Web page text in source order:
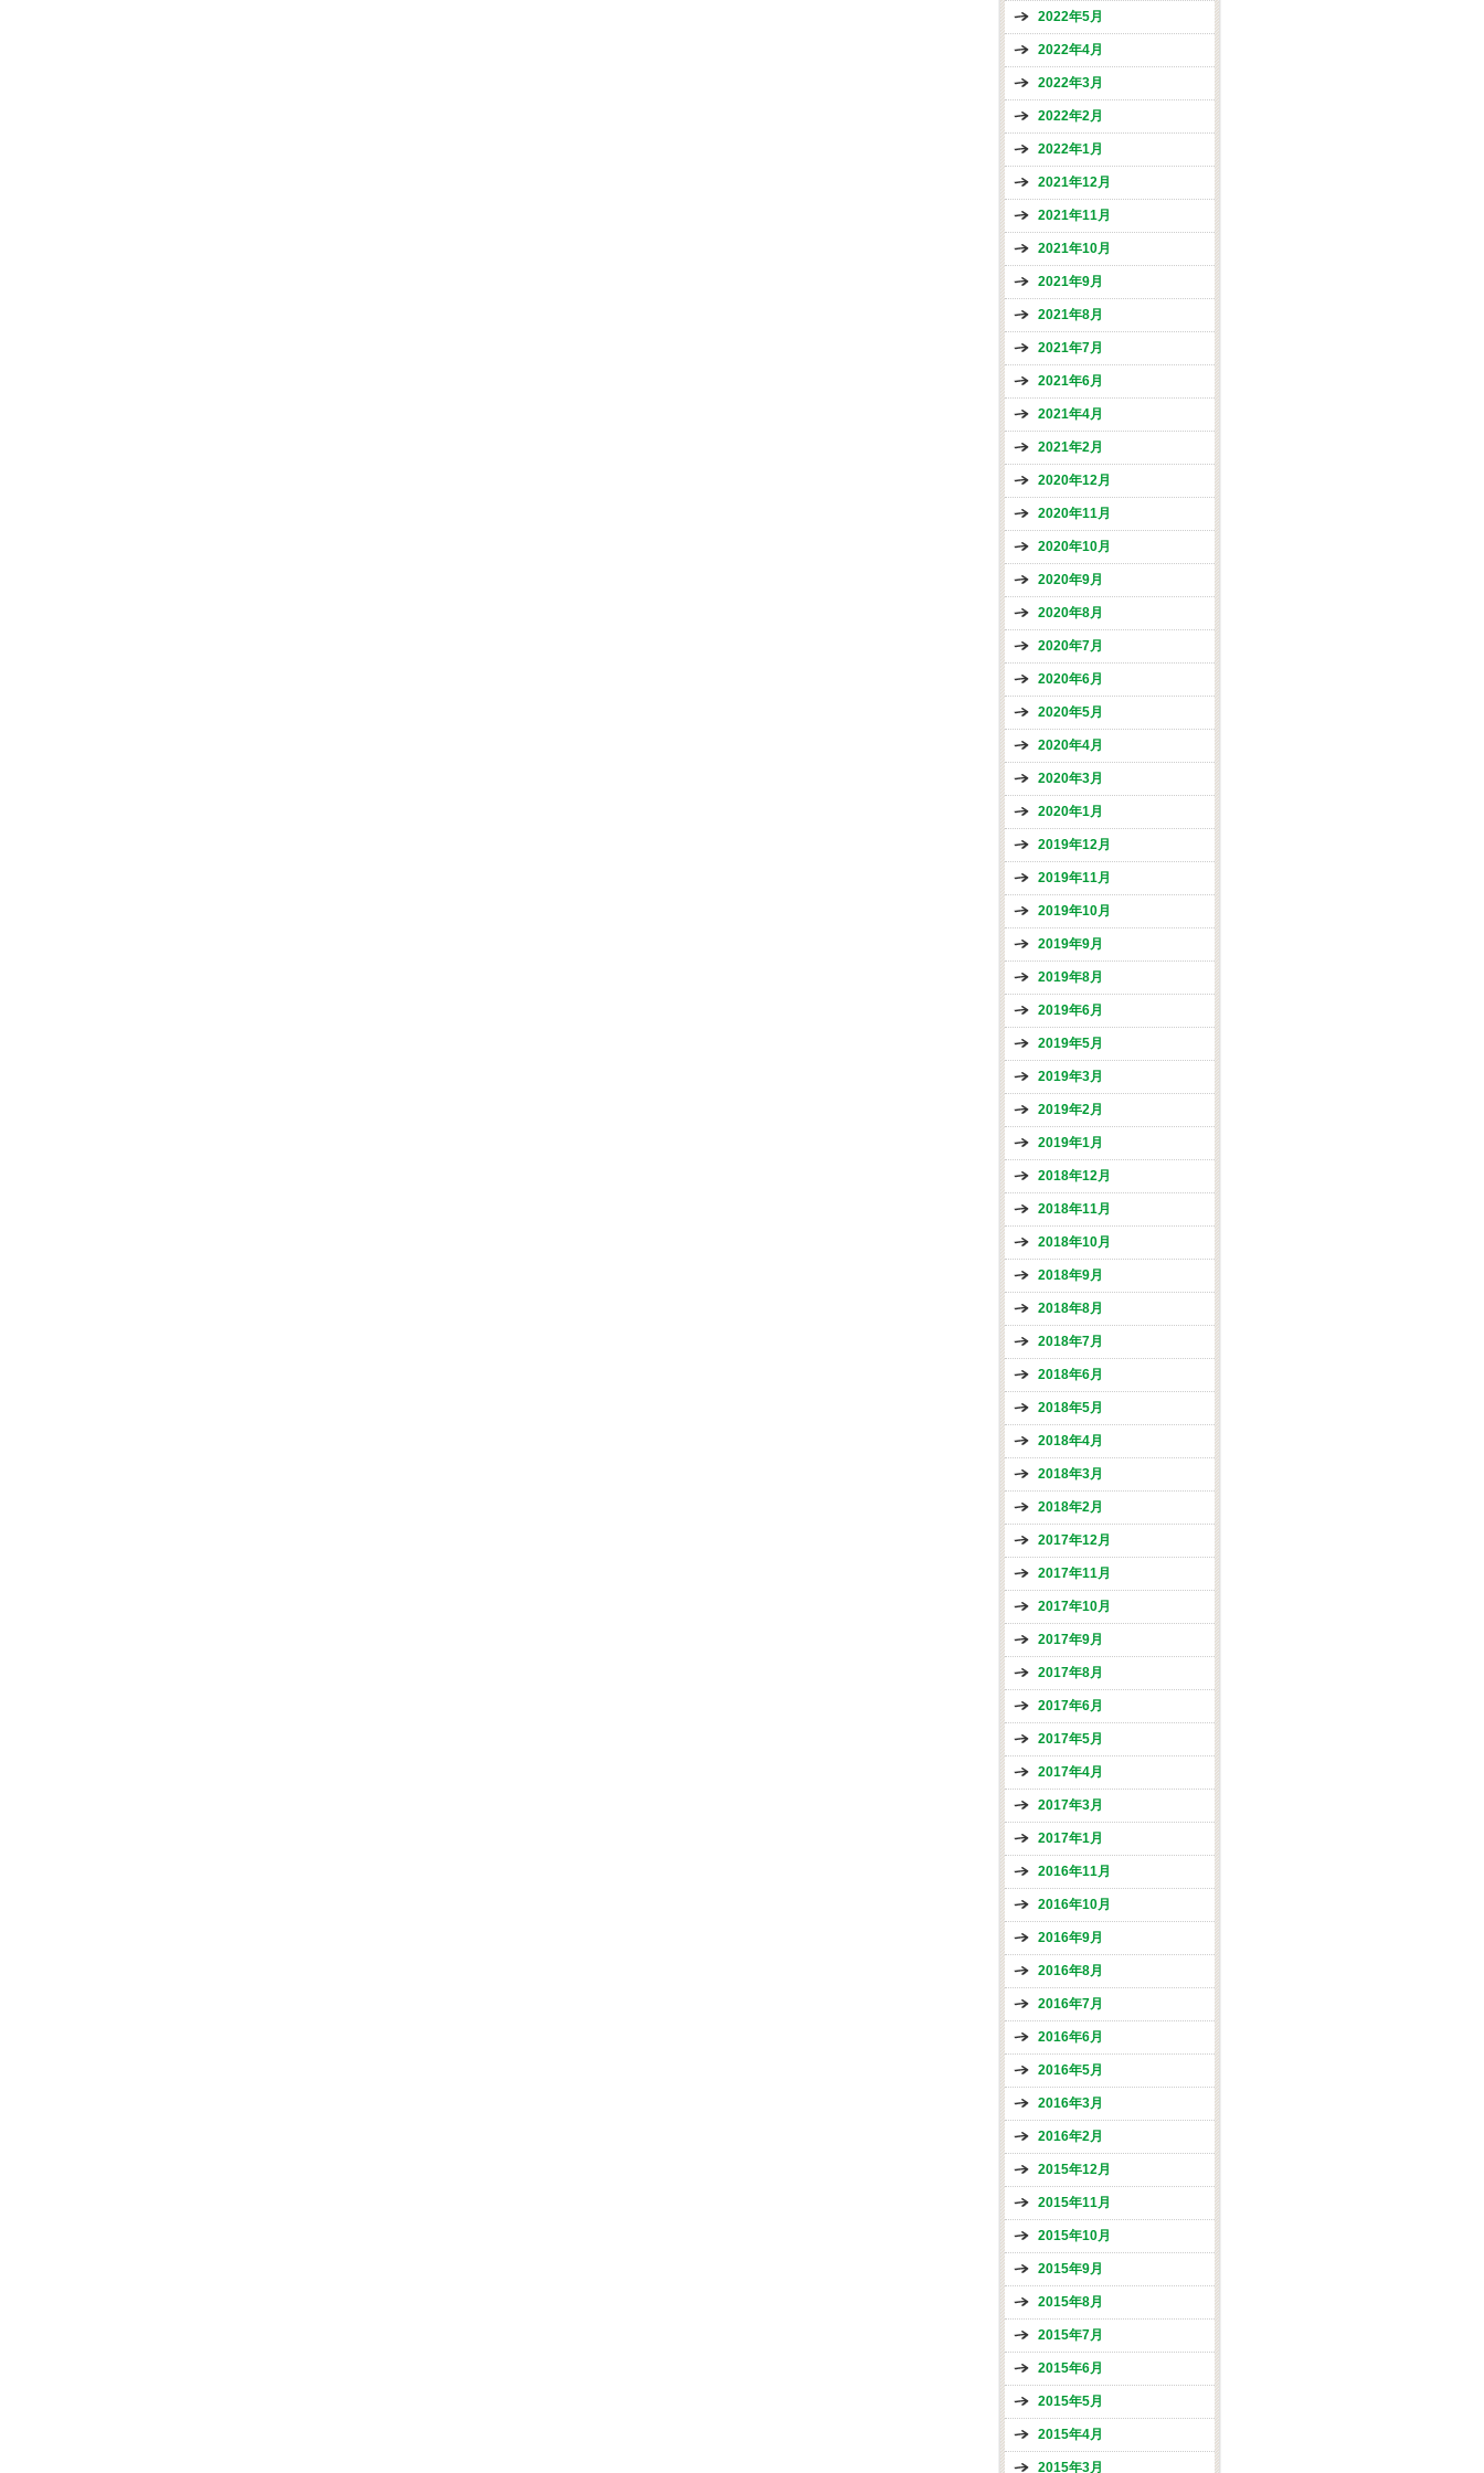
2022年5月
2022年4月
2022年3月
2022年2月
2022年1月
2021年12月
2021年11月
2021年10月
2021年9月
2021年8月
2021年7月
2021年6月
2021年4月
2021年2月
2020年12月
2020年11月
2020年10月
2020年9月
2020年8月
2020年7月
2020年6月
2020年5月
2020年4月
2020年3月
2020年1月
2019年12月
2019年11月
2019年10月
2019年9月
2019年8月
2019年6月
2019年5月
2019年3月
2019年2月
2019年1月
2018年12月
2018年11月
2018年10月
2018年9月
2018年8月
2018年7月
2018年6月
2018年5月
2018年4月
2018年3月
2018年2月
2017年12月
2017年11月
2017年10月
2017年9月
2017年8月
2017年6月
2017年5月
2017年4月
2017年3月
2017年1月
2016年11月
2016年10月
2016年9月
2016年8月
2016年7月
2016年6月
2016年5月
2016年3月
2016年2月
2015年12月
2015年11月
2015年10月
2015年9月
2015年8月
2015年7月
2015年6月
2015年5月
2015年4月
2015年3月